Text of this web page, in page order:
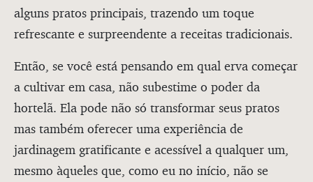
alguns pratos principais, trazendo um toque
refrescante e surpreendente a receitas tradicionais.
Então, se você está pensando em qual erva começar
a cultivar em casa, não subestime o poder da
hortelã. Ela pode não só transformar seus pratos
mas também oferecer uma experiência de
jardinagem gratificante e acessível a qualquer um,
mesmo àqueles que, como eu no início, não se